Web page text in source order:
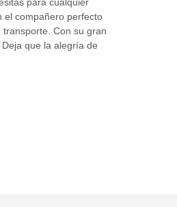
para cualquier
el compañero perfecto
Con su gran
que la alegría de